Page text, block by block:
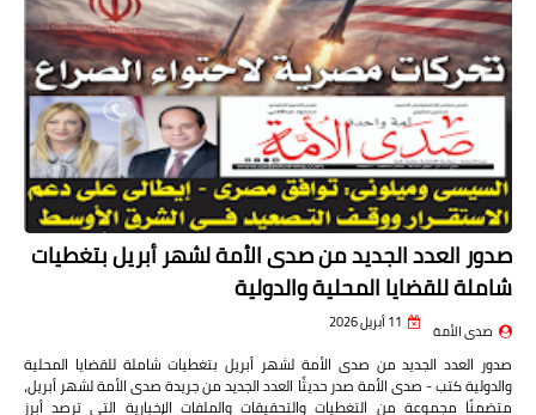
صدور العدد الجديد من صدى الأمة لشهر أبريل بتغطيات
شاملة للقضايا المحلية والدولية
صدى الأمة 11 أبريل 2026
صدور العدد الجديد من صدى الأمة لشهر أبريل بتغطيات شاملة للقضايا المحلية
والدولية كتب - صدى الأمة صدر حديثًا العدد الجديد من جريدة صدى الأمة لشهر أبريل،
متضمنًا مجموعة من التغطيات والتحقيقات والملفات الإخبارية التي ترصد أبرز